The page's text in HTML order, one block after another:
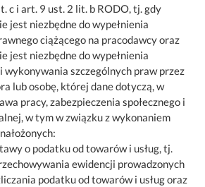
c i art. 9 ust. 2 lit. b RODO, tj. gdy
jest niezbędne do wypełnienia
ciążącego na pracodawcy oraz
jest niezbędne do wypełnienia
wykonywania szczególnych praw przez
lub osobę, której dane dotyczą, w
pracy, zabezpieczenia społecznego i
w tym w związku z wykonaniem
o podatku od towarów i usług, tj.
ewidencji prowadzonych
podatku od towarów i usług oraz